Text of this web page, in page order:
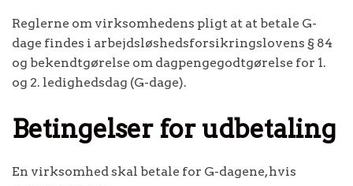
Reglerne om virksomhedens pligt at at betale G-
dage findes i arbejdsløshedsforsikringslovens § 84
og bekendtgørelse om dagpengegodtgørelse for 1.
og 2. ledighedsdag (G-dage).
Betingelser for udbetaling
En virksomhed skal betale for G-dagene, hvis